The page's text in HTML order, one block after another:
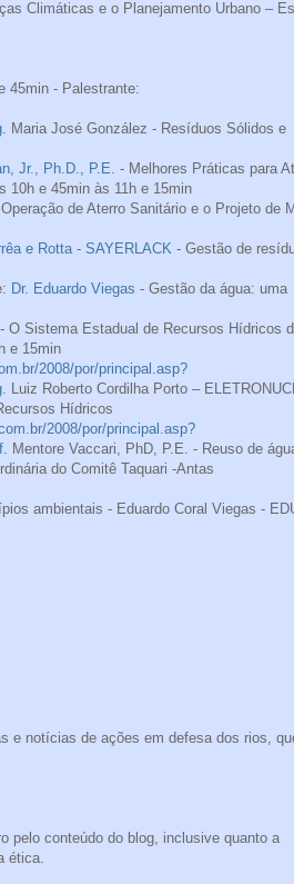
Climáticas e o Planejamento Urbano –
45min - Palestrante:
. Maria José González - Resíduos Sólidos e
Jr., Ph.D., P.E. - Melhores Práticas para
10h e 45min às 11h e 15min
de Aterro Sanitário e o Projeto de
e Rotta - SAYERLACK - Gestão de
Dr. Eduardo Viegas - Gestão da água: uma
O Sistema Estadual de Recursos Hídricos
e 15min
2008/por/principal.asp?
. Luiz Roberto Cordilha Porto –
Hídricos
2008/por/principal.asp?
. Mentore Vaccari, PhD, P.E. - Reuso de
do Comitê Taquari -Antas
ambientais - Eduardo Coral Viegas -
e notícias de ações em defesa dos rios,
pelo conteúdo do blog, inclusive quanto a
ética.